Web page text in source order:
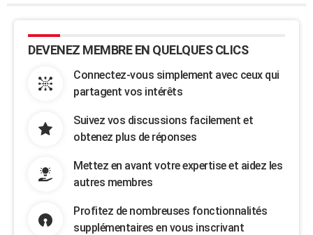
DEVENEZ MEMBRE EN QUELQUES CLICS
Connectez-vous simplement avec ceux qui
partagent vos intérêts
Suivez vos discussions facilement et
obtenez plus de réponses
Mettez en avant votre expertise et aidez les
autres membres
Profitez de nombreuses fonctionnalités
supplémentaires en vous inscrivant